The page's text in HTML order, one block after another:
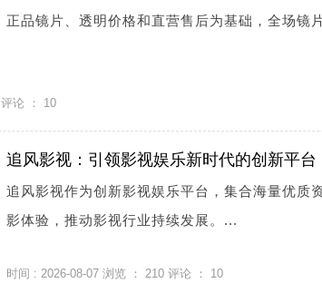
正品镜片、透明价格和直营售后为基础，全场镜
评论 ： 10
追风影视：引领影视娱乐新时代的创新平台
追风影视作为创新影视娱乐平台，集合海量优质
影体验，推动影视行业持续发展。...
时间 : 2026-08-07 浏览 ： 210 评论 ： 10